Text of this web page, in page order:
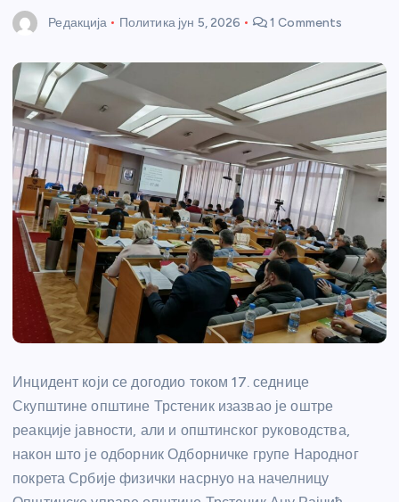
Редакција Политика јун 5, 2026 1 Comments
Инцидент који се догодио током 17. седнице
Скупштине општине Трстеник изазвао је оштре
реакције јавности, али и општинског руководства,
након што је одборник Одборничке групе Народног
покрета Србије физички насрнуо на начелницу